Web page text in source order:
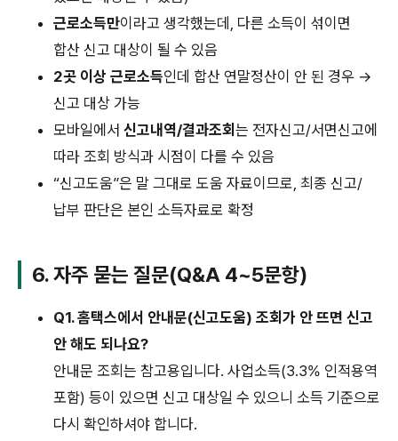
근로소득만이라고 생각했는데, 다른 소득이 섞이면
합산 신고 대상이 될 수 있음
2곳 이상 근로소득인데 합산 연말정산이 안 된 경우 →
신고 대상 가능
모바일에서 신고내역/결과조회 는 전자신고/서면신고에
따라 조회 방식과 시점이 다를 수 있음
“신고도움”은 말 그대로 도움 자료이므로, 최종 신고/
납부 판단은 본인 소득자료로 확정
6. 자주 묻는 질문(Q&A 4~5문항)
Q1. 홈택스에서 안내문(신고도움) 조회가 안 뜨면 신고
안 해도 되나요?
안내문 조회는 참고용입니다. 사업소득(3.3% 인적용역
포함) 등이 있으면 신고 대상일 수 있으니 소득 기준으로
다시 확인하셔야 합니다.